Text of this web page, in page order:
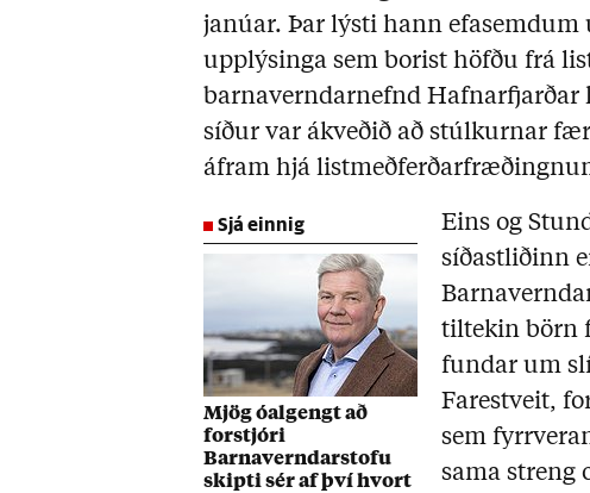
janúar. Þar lýsti hann
upplýsinga sem borist höfðu frá
barnaverndarnefnd
síður var ákveðið að stúlkurnar
áfram hjá
Sjá einnig
Mjög óalgengt að
forstjóri
Barnaverndarstofu
skipti sér af því hvort
Eins og
síðastliðinn
tiltekin börn
fundar um
Farestveit,
sem
sama streng